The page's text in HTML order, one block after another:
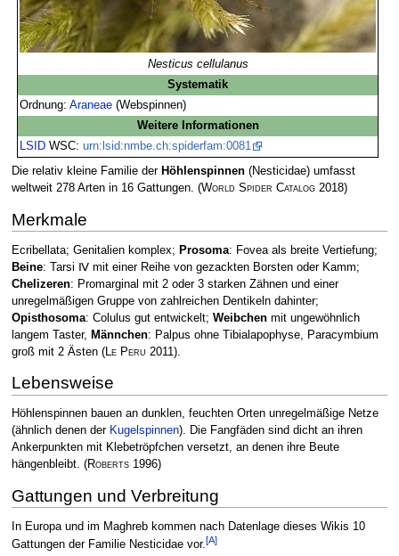
Nesticus cellulanus
Systematik
Ordnung:Araneae (Webspinnen)
Weitere Informationen
LSID WSC:urn:lsid:nmbe.ch:spiderfam:0081
Die relativ kleine Familie der Höhlenspinnen(Nesticidae) umfasst
weltweit 278 Arten in 16 Gattungen. (World Spider Catalog2018)
Merkmale
Ecribellata; Genitalien komplex; Prosoma: Fovea als breite Vertiefung;
Beine: Tarsi Ⅳ mit einer Reihe von gezackten Borsten oder Kamm;
Chelizeren: Promarginal mit 2 oder 3 starken Zähnen und einer
unregelmäßigen Gruppe von zahlreichen Dentikeln dahinter;
Opisthosoma: Colulus gut entwickelt; Weibchenmit ungewöhnlich
langem Taster, Männchen: Palpus ohne Tibialapophyse, Paracymbium
groß mit 2 Ästen (Le Peru 2011).
Lebensweise
Höhlenspinnen bauen an dunklen, feuchten Orten unregelmäßige Netze
(ähnlich denen der Kugelspinnen). Die Fangfäden sind dicht an ihren
Ankerpunkten mit Klebetröpfchen versetzt, an denen ihre Beute
hängenbleibt. (Roberts1996)
Gattungen und Verbreitung
In Europa und im Maghreb kommen nach Datenlage dieses Wikis 10
Gattungen der Familie Nesticidae vor.[A]